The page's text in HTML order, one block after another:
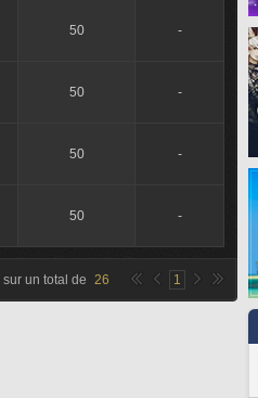
50 -
50 -
50 -
50 -
sur un total de 26 1